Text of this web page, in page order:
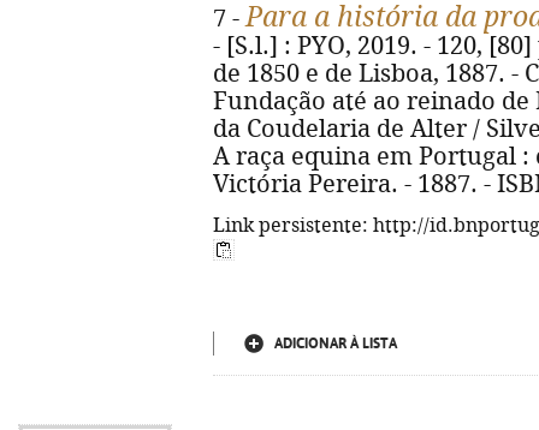
7 -Para a história da
- [S.l.] : PYO, 2019. - 120,
de 1850 e de Lisboa, 1887. -
Fundação até ao reinado
da Coudelaria de Alter /
A raça equina em Portugal :
Victória Pereira. - 1887. -
Link persistente: http://
ADICIONAR À LISTA